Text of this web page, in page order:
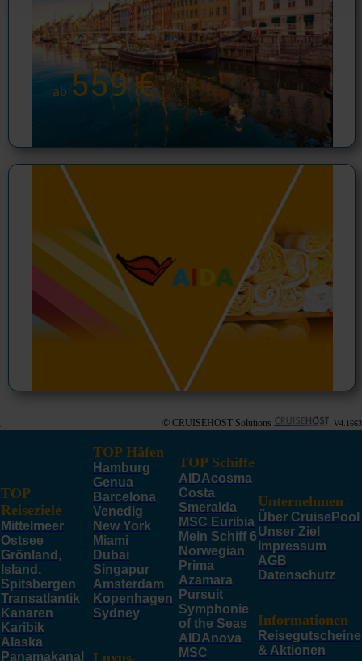
ab 559 €
© CRUISEHOST Solutions V4.1663
TOP
Reiseziele
Mittelmeer
Ostsee
Grönland,
Island,
Spitsbergen
Transatlantik
Kanaren
Karibik
Alaska
Panamakanal
TOP Häfen
Hamburg
Genua
Barcelona
Venedig
New York
Miami
Dubai
Singapur
Amsterdam
Kopenhagen
Sydney
Luxus-
TOP Schiffe
AIDAcosma
Costa
Smeralda
MSC Euribia
Mein Schiff 6
Norwegian
Prima
Azamara
Pursuit
Symphonie
of the Seas
AIDAnova
MSC
Unternehmen
Über CruisePool
Unser Ziel
Impressum
AGB
Datenschutz
Informationen
Reisegutscheine
& Aktionen